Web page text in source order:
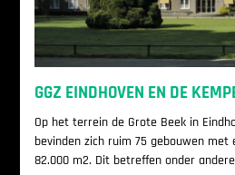
GGZ EINDHOVEN EN DE
Op het terrein de Grote Beek in
bevinden zich ruim 75 gebouwen met
82.000 m2. Dit betreffen onder